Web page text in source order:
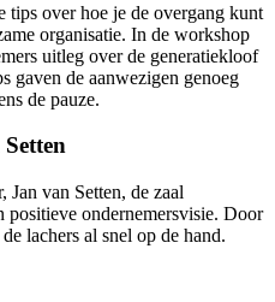
tips over hoe je de overgang kunt
organisatie. In de workshop
uitleg over de generatiekloof
gaven de aanwezigen genoeg
de pauze.
Jan van Setten, de zaal
ondernemersvisie. Door
lachers al snel op de hand.